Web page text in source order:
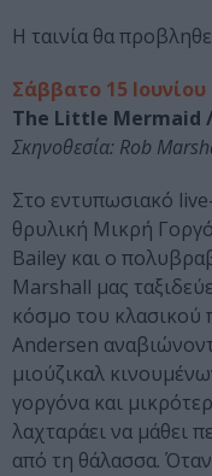
Η ταινία θα
Σάββατο 15 Ιουνίου
The Little Mermaid
Σκηνοθεσία: Rob
Στο εντυπωσιακό
θρυλική Μικρή
Bailey και ο
Marshall μας
κόσμο του κλασικού
Andersen
μιούζικαλ
γοργόνα και
λαχταράει να μάθει
από τη θάλασσα. Όταν